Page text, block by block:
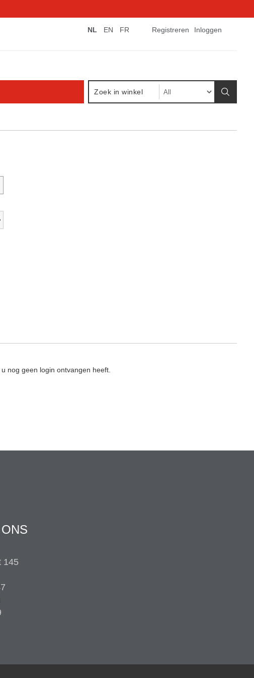
Registreren Inloggen
NL EN FR
nog geen login ontvangen heeft.
145